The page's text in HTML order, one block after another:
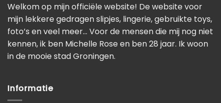
Welkom op mijn officiële website! De website voor
mijn lekkere gedragen slipjes, lingerie, gebruikte toys,
foto’s en veel meer… Voor de mensen die mij nog niet
kennen, ik ben Michelle Rose en ben 28 jaar. Ik woon
in de mooie stad Groningen.
Informatie